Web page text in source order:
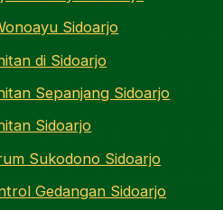
Sidoarjo
di Sidoarjo
Sepanjang Sidoarjo
Sidoarjo
Sukodono Sidoarjo
Gedangan Sidoarjo